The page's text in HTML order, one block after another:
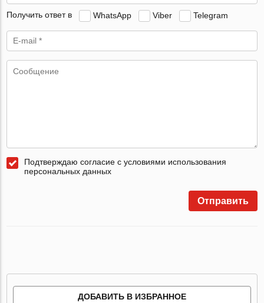
Получить ответ в WhatsApp Viber Telegram
Подтверждаю согласие с условиями использования
персональных данных
Отправить
ДОБАВИТЬ В ИЗБРАННОЕ